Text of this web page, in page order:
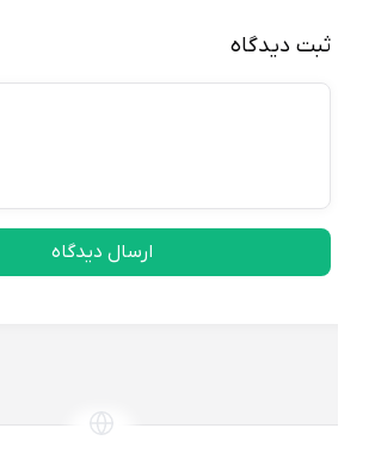
ثبت دیدگاه
ارسال دیدگاه